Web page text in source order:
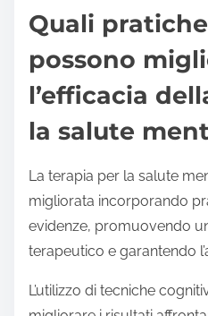
Quali
possono
l’efficacia
la salute
La terapia per la salute
migliorata incorporando
evidenze, promuovendo
terapeutico e garantendo
L’utilizzo di tecniche